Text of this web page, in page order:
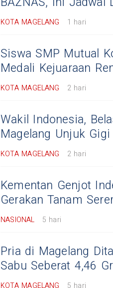
KOTA MAGELANG 1 hari
Siswa SMP Mutual
Medali Kejuaraan
KOTA MAGELANG 2 hari
Wakil Indonesia,
Magelang Unjuk
KOTA MAGELANG 2 hari
Kementan Genjot
Gerakan Tanam
NASIONAL 5 hari
Pria di Magelang
Sabu Seberat 4,46
KOTA MAGELANG 5 hari